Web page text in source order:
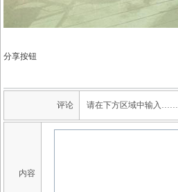
分享按钮
评论 请在下方区域中输入……
内容